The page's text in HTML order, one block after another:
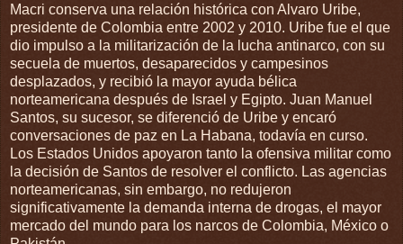
Macri conserva una relación histórica con Alvaro Uribe,
presidente de Colombia entre 2002 y 2010. Uribe fue el que
dio impulso a la militarización de la lucha antinarco, con su
secuela de muertos, desaparecidos y campesinos
desplazados, y recibió la mayor ayuda bélica
norteamericana después de Israel y Egipto. Juan Manuel
Santos, su sucesor, se diferenció de Uribe y encaró
conversaciones de paz en La Habana, todavía en curso.
Los Estados Unidos apoyaron tanto la ofensiva militar como
la decisión de Santos de resolver el conflicto. Las agencias
norteamericanas, sin embargo, no redujeron
significativamente la demanda interna de drogas, el mayor
mercado del mundo para los narcos de Colombia, México o